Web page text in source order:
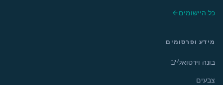
כל היישומים
מידע ופרסומים
בונה וירטואלי
צבעים